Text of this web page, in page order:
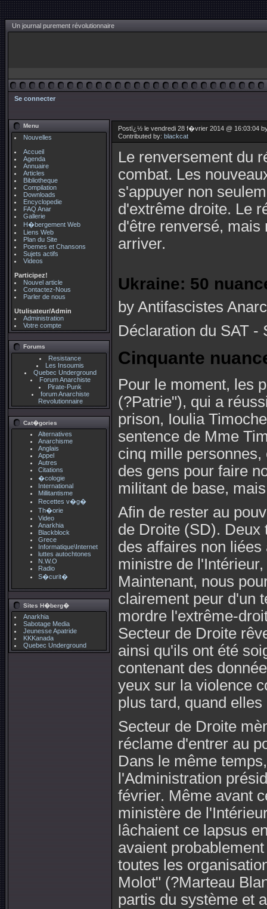
Un journal purement révolutionnaire
Se connecter
Menu
Nouvelles
Accueil
Agenda
Annuaire
Articles
Bibliotheque
Compilation
Downloads
Encyclopedie
FAQ Anar
Gallerie
H�bergement Web
Liens Web
Plan du Site
Poemes et Chansons
Sujets actifs
Videos
Participez!
Nouvel article
Contactez-Nous
Parler de nous
Utulisateur/Admin
Administration
Votre compte
Forums
Resistance
Les Insoumis
Quebec Underground
Forum Anarchiste
Pirate-Punk
forum Anarchiste
Revolutionnaire
Cat�gories
Alternatives
Anarchisme
Anglais
Appel
Autres
Citations
�cologie
International
Millitantisme
Recettes v�g�
Th�orie
Video
Anarkhia
Blackblock
Grece
Informatique\Internet
luttes autochtones
N.W.O
Radio
S�curit�
Sites H�berg�
Anarkhia
Sabotage Media
Jeunesse Apatride
KKKanada
Quebec Underground
Postï¿½ le vendredi 28 f�vrier 2014 @ 16:03:04
Contributed by: blackcat
Le renversement du
combat. Les
s'appuyer non
d'extrême droite. Le
d'être renversé, mais
arriver.
Ukraine: 50
by Antifascistes
Déclaration du SAT -
Cinquante
Pour le moment, les
(?Patrie"), qui a
prison, Ioulia
sentence de Mme
cinq mille
des gens pour faire
militant de base,
Afin de rester au
de Droite (SD). Deux
des affaires non
ministre de
Maintenant, nous
clairement peur d'un
mordre l'extrême-
Secteur de Droite
ainsi qu'ils ont été
contenant des
yeux sur la violence
plus tard, quand
Secteur de Droite
réclame d'entrer au
Dans le même
l'Administration
février. Même avant
ministère de
lâchaient ce lapsus
avaient
toutes les
Molot" (?Marteau
partis du système et